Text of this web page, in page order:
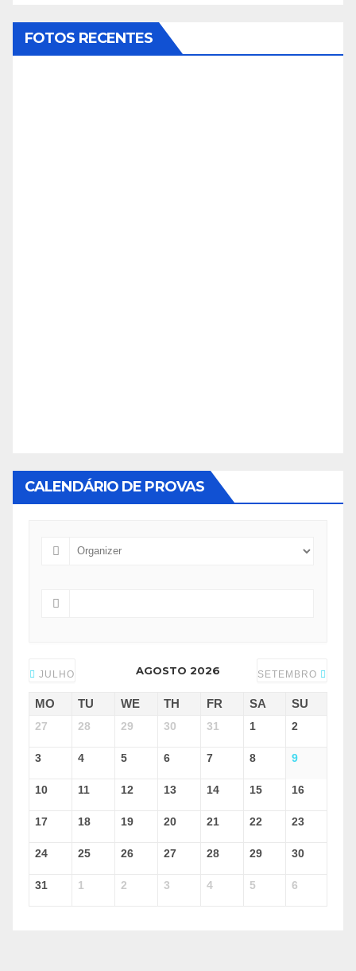
FOTOS RECENTES
CALENDÁRIO DE PROVAS
JULHO AGOSTO 2026 SETEMBRO
MO TU WE TH FR SA SU
27 28 29 30 31 1 2
3 4 5 6 7 8 9
10 11 12 13 14 15 16
17 18 19 20 21 22 23
24 25 26 27 28 29 30
31 1 2 3 4 5 6